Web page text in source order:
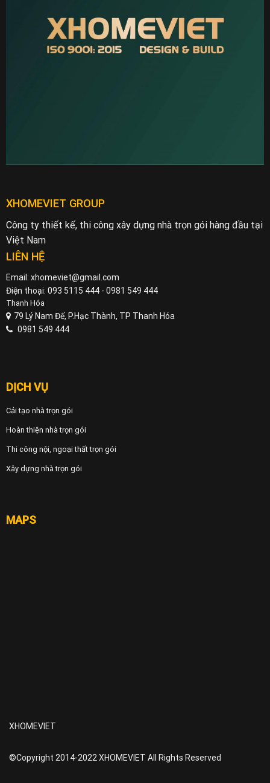
XHOMEVIET GROUP
Công ty thiết kế, thi công xây dựng nhà trọn gói hàng đầu tại
Việt Nam
LIÊN HỆ
Email: xhomeviet@gmail.com
Điện thoại: 093 5115 444 - 0981 549 444
Thanh Hóa
79 Lý Nam Đế, P.Hạc Thành, TP Thanh Hóa
0981 549 444
DỊCH VỤ
Cải tạo nhà trọn gói
Hoàn thiện nhà trọn gói
Thi công nội, ngoại thất trọn gói
Xây dựng nhà trọn gói
MAPS
XHOMEVIET
©Copyright 2014-2022 XHOMEVIET All Rights Reserved